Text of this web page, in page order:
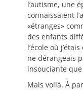
l’autisme, une
connaissaient
«étranges»
des enfants
l’école où
ne dérangeais
insouciante
Mais voilà. À